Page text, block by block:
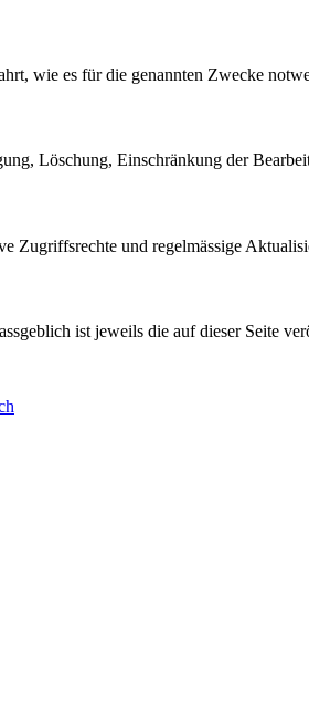
wie es für die genannten Zwecke
Löschung, Einschränkung der
Zugriffsrechte und regelmässige
ist jeweils die auf dieser Seite